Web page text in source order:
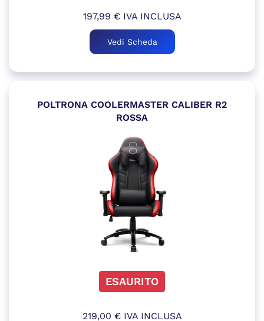
197,99 €IVA INCLUSA
Vedi Scheda
POLTRONA COOLERMASTER CALIBER R2
ROSSA
ESAURITO
219,00 €IVA INCLUSA